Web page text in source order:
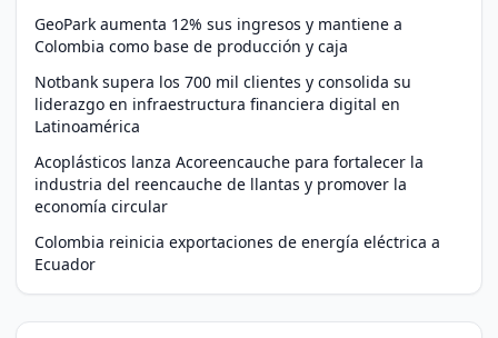
GeoPark aumenta 12% sus ingresos y mantiene a
Colombia como base de producción y caja
Notbank supera los 700 mil clientes y consolida su
liderazgo en infraestructura financiera digital en
Latinoamérica
Acoplásticos lanza Acoreencauche para fortalecer la
industria del reencauche de llantas y promover la
economía circular
Colombia reinicia exportaciones de energía eléctrica a
Ecuador